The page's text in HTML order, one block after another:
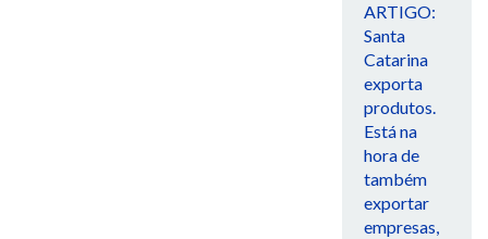
ARTIGO:
Santa
Catarina
exporta
produtos.
Está na
hora de
também
exportar
empresas,